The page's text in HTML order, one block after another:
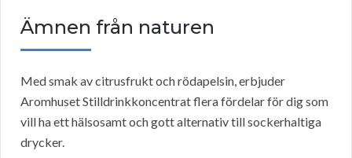
Ämnen från naturen
Med smak av citrusfrukt och rödapelsin, erbjuder
Aromhuset Stilldrinkkoncentrat flera fördelar för dig som
vill ha ett hälsosamt och gott alternativ till sockerhaltiga
drycker.